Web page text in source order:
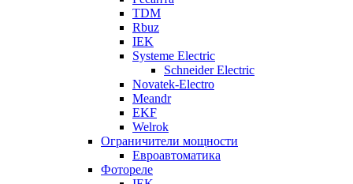
TDM
Rbuz
IEK
Systeme Electric
Schneider Electric
Novatek-Electro
Meandr
EKF
Welrok
Ограничители мощности
Евроавтоматика
Фотореле